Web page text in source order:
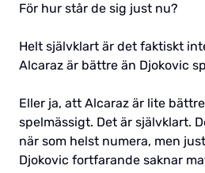
För hur står de sig just nu?
Helt självklart är det faktiskt
Alcaraz är bättre än Djokovic
Eller ja, att Alcaraz är lite
spelmässigt. Det är självklart.
när som helst numera, men
Djokovic fortfarande saknar